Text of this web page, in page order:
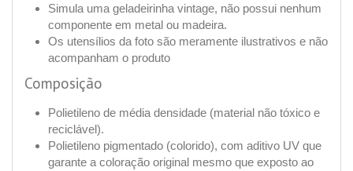
Simula uma geladeirinha vintage, não possui nenhum
componente em metal ou madeira.
Os utensílios da foto são meramente ilustrativos e não
acompanham o produto
Composição
Polietileno de média densidade (material não tóxico e
reciclável).
Polietileno pigmentado (colorido), com aditivo UV que
garante a coloração original mesmo que exposto ao